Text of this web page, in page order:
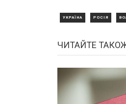
УКРАЇНА РОСІЯ
ЧИТАЙТЕ